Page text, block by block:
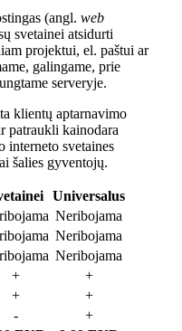
(angl. web
svetainei atsidurti
projektui, el. paštui ar
galingame, prie
serveryje.
klientų aptarnavimo
patraukli kainodara
interneto svetaines
šalies gyventojų.
Universalus
Neribojama
Neribojama
Neribojama
+
+
+
+
-
+